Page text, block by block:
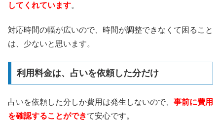
してくれています。
対応時間の幅が広いので、時間が調整できなくて困ること
は、少ないと思います。
利用料金は、占いを依頼した分だけ
占いを依頼した分しか費用は発生しないので、 事前に費用
を確認することができて安心です。